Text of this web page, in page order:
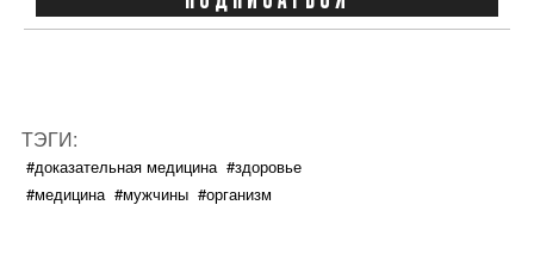
ТЭГИ:
#доказательная медицина #здоровье
#медицина #мужчины #организм